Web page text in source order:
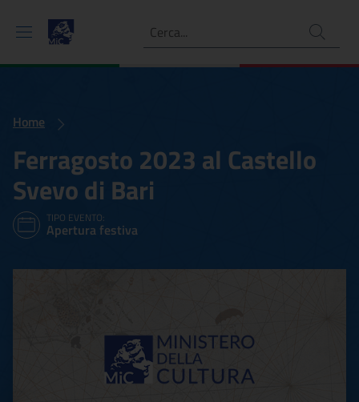
Ricerca
Home
Ferragosto 2023 al Castello
Svevo di Bari
TIPO EVENTO:
Apertura festiva